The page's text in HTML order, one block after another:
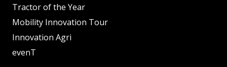
Tractor of the Year
Mobility Innovation Tour
Innovation Agri
evenT